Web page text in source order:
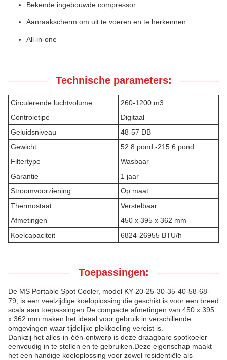
Bekende ingebouwde compressor
Aanraakscherm om uit te voeren en te herkennen
All-in-one
Technische parameters:
Circulerende luchtvolume
260-1200 m3
Controletipe
Digitaal
Geluidsniveau
48-57 DB
Gewicht
52.8 pond -215.6 pond
Filtertype
Wasbaar
Garantie
1 jaar
Stroomvoorziening
Op maat
Thermostaat
Verstelbaar
Afmetingen
450 x 395 x 362 mm
Koelcapaciteit
6824-26955 BTU/h
Toepassingen:
De MS Portable Spot Cooler, model KY-20-25-30-35-40-58-68-
79, is een veelzijdige koeloplossing die geschikt is voor een breed
scala aan toepassingen.De compacte afmetingen van 450 x 395
x 362 mm maken het ideaal voor gebruik in verschillende
omgevingen waar tijdelijke plekkoeling vereist is.
Dankzij het alles-in-één-ontwerp is deze draagbare spotkoeler
eenvoudig in te stellen en te gebruiken.Deze eigenschap maakt
het een handige koeloplossing voor zowel residentiële als